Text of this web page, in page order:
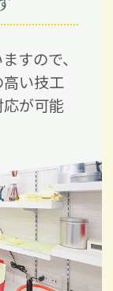
すので、
い技工
が可能